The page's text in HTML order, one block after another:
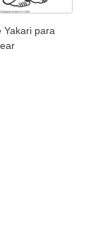
Yakari para